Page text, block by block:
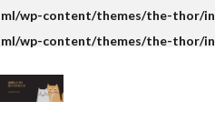
wp-content/themes/the-thor/
wp-content/themes/the-thor/